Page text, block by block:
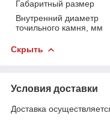
Габаритный размер
Внутренний диаметр
точильного камня, мм
Скрыть
Условия доставки
Доставка